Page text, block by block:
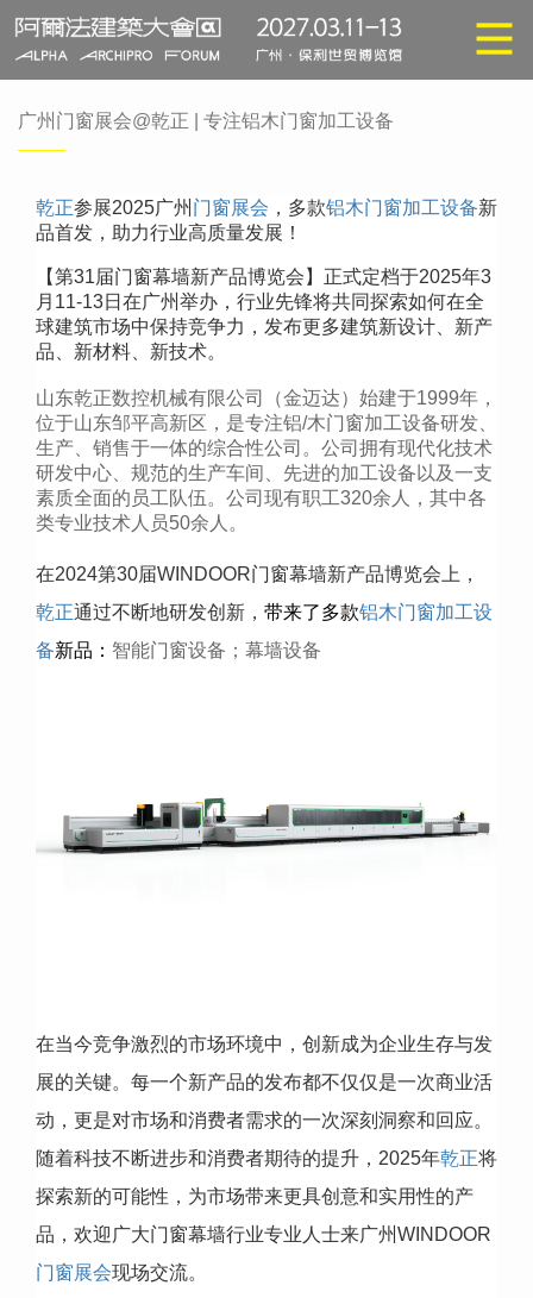
广州门窗展会@乾正 | 专注铝木门窗加工设备
乾正参展2025广州 门窗展会 ，多款铝木门窗加工设备新
品首发，助力行业高质量发展！
【第31届门窗幕墙新产品博览会】正式定档于2025年3
月11-13日在广州举办，行业先锋将共同探索如何在全
球建筑市场中保持竞争力，发布更多建筑新设计、新产
品、新材料、新技术。
山东乾正数控机械有限公司（金迈达）始建于1999年，
位于山东邹平高新区，是专注铝/木门窗加工设备研发、
生产、销售于一体的综合性公司。公司拥有现代化技术
研发中心、规范的生产车间、先进的加工设备以及一支
素质全面的员工队伍。公司现有职工320余人，其中各
类专业技术人员50余人。
在2024第30届WINDOOR门窗幕墙新产品博览会上，
乾正通过不断地研发创新， 带来了多款铝木门窗加工设
备新品 ： 智能门窗设备；幕墙设备
在当今竞争激烈的市场环境中，创新成为企业生存与发
展的关键。每一个新产品的发布都不仅仅是一次商业活
动，更是对市场和消费者需求的一次深刻洞察和回应。
随着科技不断进步和消费者期待的提升，2025年乾正将
探索新的可能性，为市场带来更具创意和实用性的产
品，欢迎广大门窗幕墙行业专业人士来广州WINDOOR
门窗展会现场交流。